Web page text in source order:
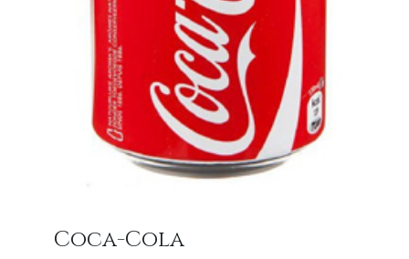
Coca-Cola